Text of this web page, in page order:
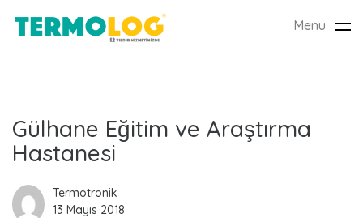
Menu
L
a
t
Gülhane Eğitim ve Araştırma
Hastanesi
Termotronik
13 Mayıs 2018